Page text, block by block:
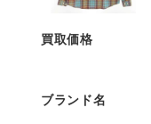
買取価格
ブランド名